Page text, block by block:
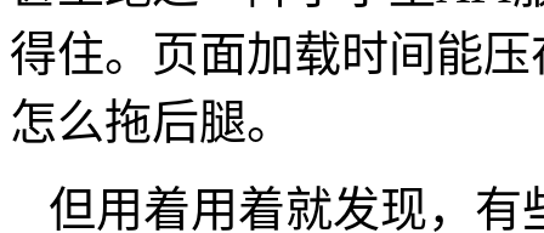
得住。页面加载时间能
怎么拖后腿。
但用着用着就发现，有